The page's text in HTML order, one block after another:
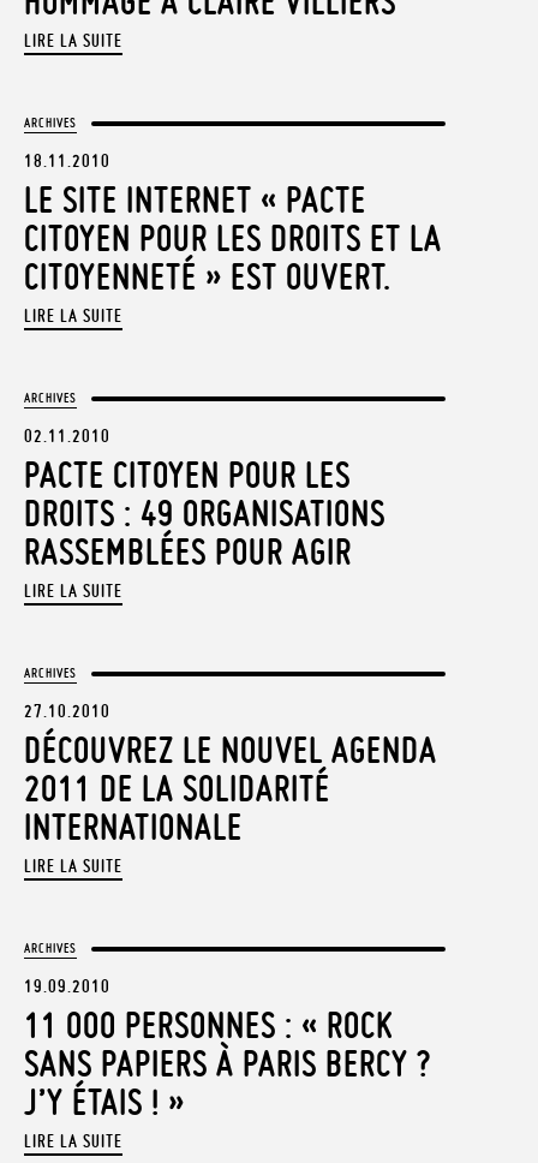
LIRE LA SUITE
ARCHIVES
18.11.2010
LE SITE INTERNET « PACTE
CITOYEN POUR LES DROITS ET LA
CITOYENNETÉ » EST OUVERT.
LIRE LA SUITE
ARCHIVES
02.11.2010
PACTE CITOYEN POUR LES
DROITS : 49 ORGANISATIONS
RASSEMBLÉES POUR AGIR
LIRE LA SUITE
ARCHIVES
27.10.2010
DÉCOUVREZ LE NOUVEL AGENDA
2011 DE LA SOLIDARITÉ
INTERNATIONALE
LIRE LA SUITE
ARCHIVES
19.09.2010
11 000 PERSONNES : « ROCK
SANS PAPIERS À PARIS BERCY ?
J’Y ÉTAIS ! »
LIRE LA SUITE